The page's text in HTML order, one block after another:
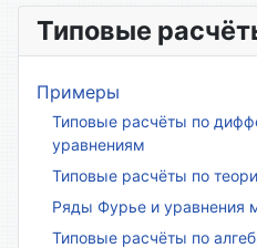
Типовые
Примеры
Типовые расчёты по
уравнениям
Типовые расчёты по
Ряды Фурье и уравнения
Типовые расчёты по